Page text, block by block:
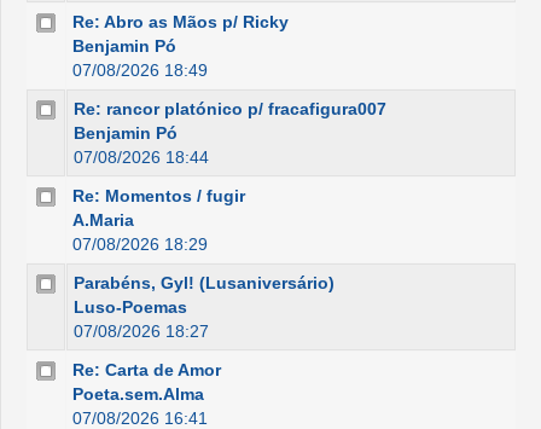
Re: Abro as Mãos p/ Ricky
Benjamin Pó
07/08/2026 18:49
Re: rancor platónico p/ fracafigura007
Benjamin Pó
07/08/2026 18:44
Re: Momentos / fugir
A.Maria
07/08/2026 18:29
Parabéns, Gyl! (Lusaniversário)
Luso-Poemas
07/08/2026 18:27
Re: Carta de Amor
Poeta.sem.Alma
07/08/2026 16:41